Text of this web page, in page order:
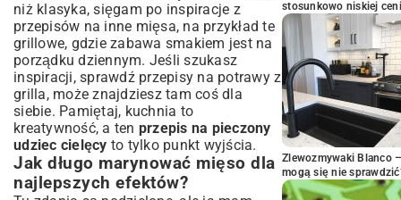
niż klasyka, sięgam po inspiracje z
przepisów na inne mięsa, na przykład te
grillowe, gdzie zabawa smakiem jest na
porządku dziennym. Jeśli szukasz
inspiracji, sprawdź przepisy na potrawy z
grilla, może znajdziesz tam coś dla
siebie. Pamiętaj, kuchnia to
kreatywność, a ten przepis na pieczony
udziec cielęcy to tylko punkt wyjścia.
Jak długo marynować mięso dla
najlepszych efektów?
stosunkowo niskiej
Zlewozmywaki Blanco
mogą się nie